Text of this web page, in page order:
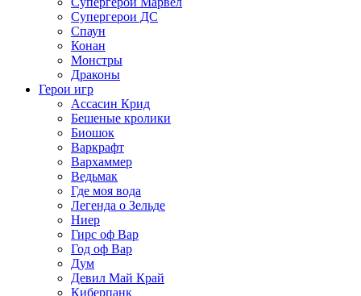
Супергерои ДС
Спаун
Конан
Монстры
Драконы
Герои игр
Ассасин Крид
Бешеные кролики
Биошок
Варкрафт
Вархаммер
Ведьмак
Где моя вода
Легенда о Зельде
Ниер
Гирс оф Вар
Год оф Вар
Дум
Девил Май Край
Киберпанк